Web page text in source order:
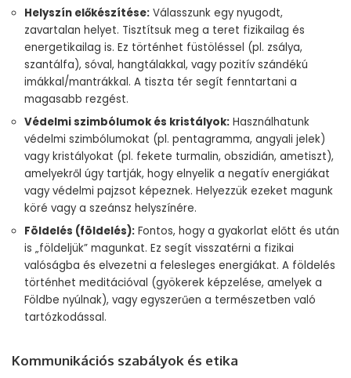
Helyszín előkészítése: Válasszunk egy nyugodt,
zavartalan helyet. Tisztítsuk meg a teret fizikailag és
energetikailag is. Ez történhet füstöléssel (pl. zsálya,
szantálfa), sóval, hangtálakkal, vagy pozitív szándékú
imákkal/mantrákkal. A tiszta tér segít fenntartani a
magasabb rezgést.
Védelmi szimbólumok és kristályok: Használhatunk
védelmi szimbólumokat (pl. pentagramma, angyali jelek)
vagy kristályokat (pl. fekete turmalin, obszidián, ametiszt),
amelyekről úgy tartják, hogy elnyelik a negatív energiákat
vagy védelmi pajzsot képeznek. Helyezzük ezeket magunk
köré vagy a szeánsz helyszínére.
Földelés (földelés): Fontos, hogy a gyakorlat előtt és után
is „földeljük” magunkat. Ez segít visszatérni a fizikai
valóságba és elvezetni a felesleges energiákat. A földelés
történhet meditációval (gyökerek képzelése, amelyek a
Földbe nyúlnak), vagy egyszerűen a természetben való
tartózkodással.
Kommunikációs szabályok és etika